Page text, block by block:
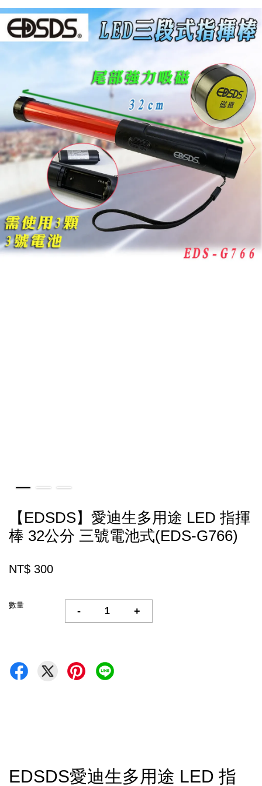
【EDSDS】愛迪生多用途 LED 指揮
棒 32公分 三號電池式(EDS-G766)
NT$ 300
數量
- +
EDSDS愛迪生多用途 LED 指